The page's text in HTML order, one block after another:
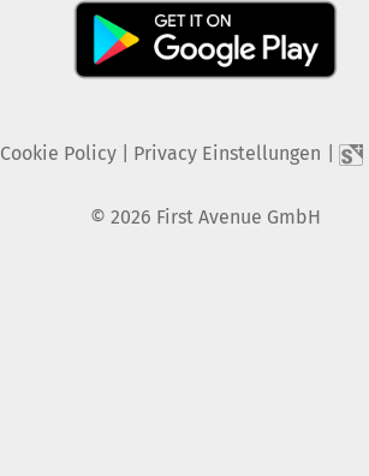
Cookie Policy| Privacy Einstellungen
© 2026 First Avenue GmbH